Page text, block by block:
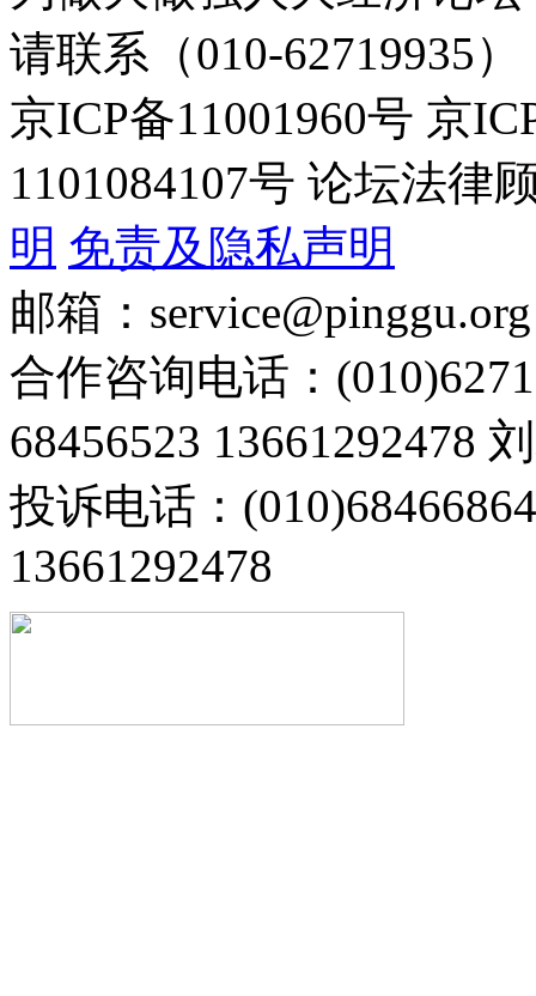
请联系（010-62719935）
京ICP备11001960号 京
1101084107号 论坛法律
明 免责及隐私声明
邮箱：service@pinggu.org
合作咨询电话：
68456523 13661292478
投诉电话：
13661292478